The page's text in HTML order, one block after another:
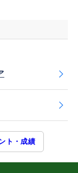
ト・成績